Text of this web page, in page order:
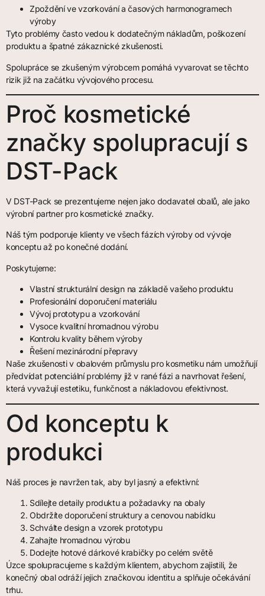
Zpoždění ve vzorkování a časových harmonogramech
výroby
Tyto problémy často vedou k dodatečným nákladům, poškození
produktu a špatné zákaznické zkušenosti.
Spolupráce se zkušeným výrobcem pomáhá vyvarovat se těchto
rizik již na začátku vývojového procesu.
Proč kosmetické
značky spolupracují s
DST-Pack
V DST-Pack se prezentujeme nejen jako dodavatel obalů, ale jako
výrobní partner pro kosmetické značky.
Náš tým podporuje klienty ve všech fázích výroby od vývoje
konceptu až po konečné dodání.
Poskytujeme:
Vlastní strukturální design na základě vašeho produktu
Profesionální doporučení materiálu
Vývoj prototypu a vzorkování
Vysoce kvalitní hromadnou výrobu
Kontrolu kvality během výroby
Řešení mezinárodní přepravy
Naše zkušenosti v obalovém průmyslu pro kosmetiku nám umožňují
předvídat potenciální problémy již v rané fázi a navrhovat řešení,
která vyvažují estetiku, funkčnost a nákladovou efektivnost.
Od konceptu k
produkci
Náš proces je navržen tak, aby byl jasný a efektivní:
Sdílejte detaily produktu a požadavky na obaly
Obdržíte doporučení struktury a cenovou nabídku
Schválte design a vzorek prototypu
Zahajte hromadnou výrobu
Dodejte hotové dárkové krabičky po celém světě
Úzce spolupracujeme s každým klientem, abychom zajistili, že
konečný obal odráží jejich značkovou identitu a splňuje očekávání
trhu.